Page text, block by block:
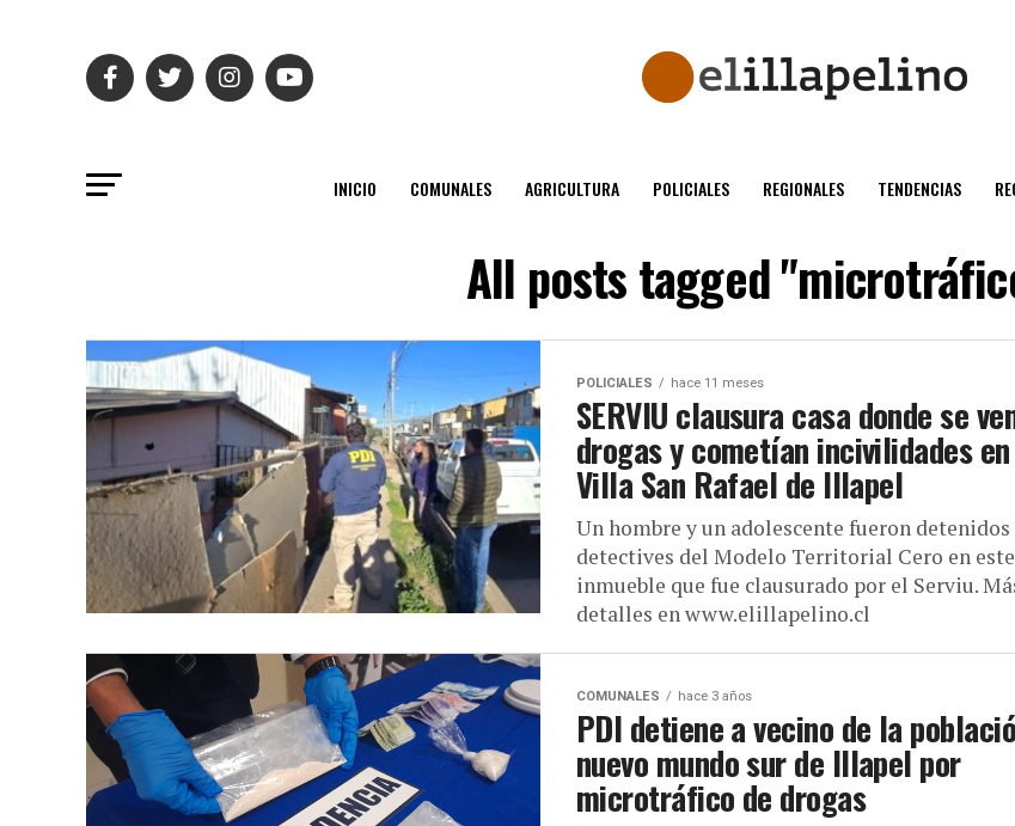
INICIO COMUNALES AGRICULTURA POLICIALES REGIONALES TENDENCIAS
All posts tagged
POLICIALES hace 11 meses
SERVIU clausura casa donde se
drogas y cometían incivilidades en
Villa San Rafael de Illapel
Un hombre y un adolescente fueron
detectives del Modelo Territorial Cero en este
inmueble que fue clausurado por el Serviu.
detalles en www.elillapelino.cl
COMUNALES hace 3 años
PDI detiene a vecino de la
nuevo mundo sur de Illapel por
microtráfico de drogas